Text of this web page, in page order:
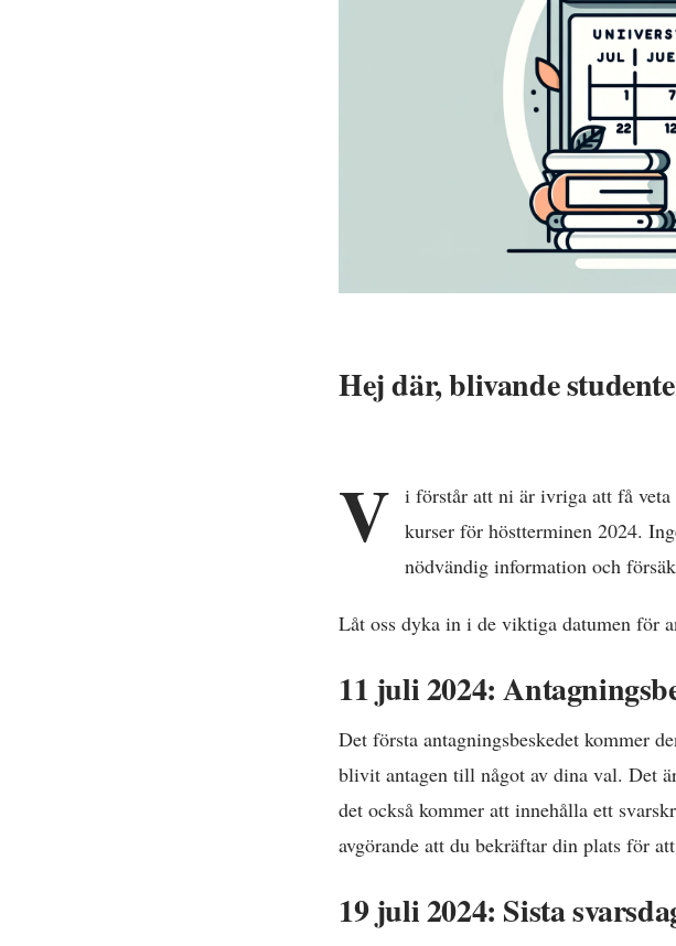
Hej där, blivande
V i förstår att ni är ivriga att få
kurser för höstterminen 2024.
nödvändig information och
Låt oss dyka in i de viktiga datumen för
11 juli 2024:
Det första antagningsbeskedet kommer
blivit antagen till något av dina val. Det
det också kommer att innehålla ett
avgörande att du bekräftar din plats för
19 juli 2024: Sista